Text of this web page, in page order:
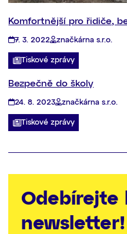
Komfortnější pro řidiče,
7. 3. 2022 značkárna s.r.o.
Tiskové zprávy
Bezpečně do školy
24. 8. 2023 značkárna s.r.o.
Tiskové zprávy
Odebírejte
newsletter!